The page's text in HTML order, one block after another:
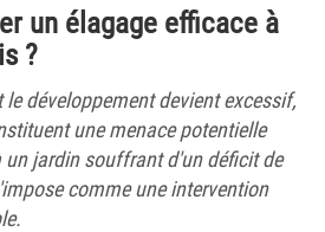
un élagage efficace à
?
le développement devient excessif,
une menace potentielle
un jardin souffrant d'un déficit de
comme une intervention